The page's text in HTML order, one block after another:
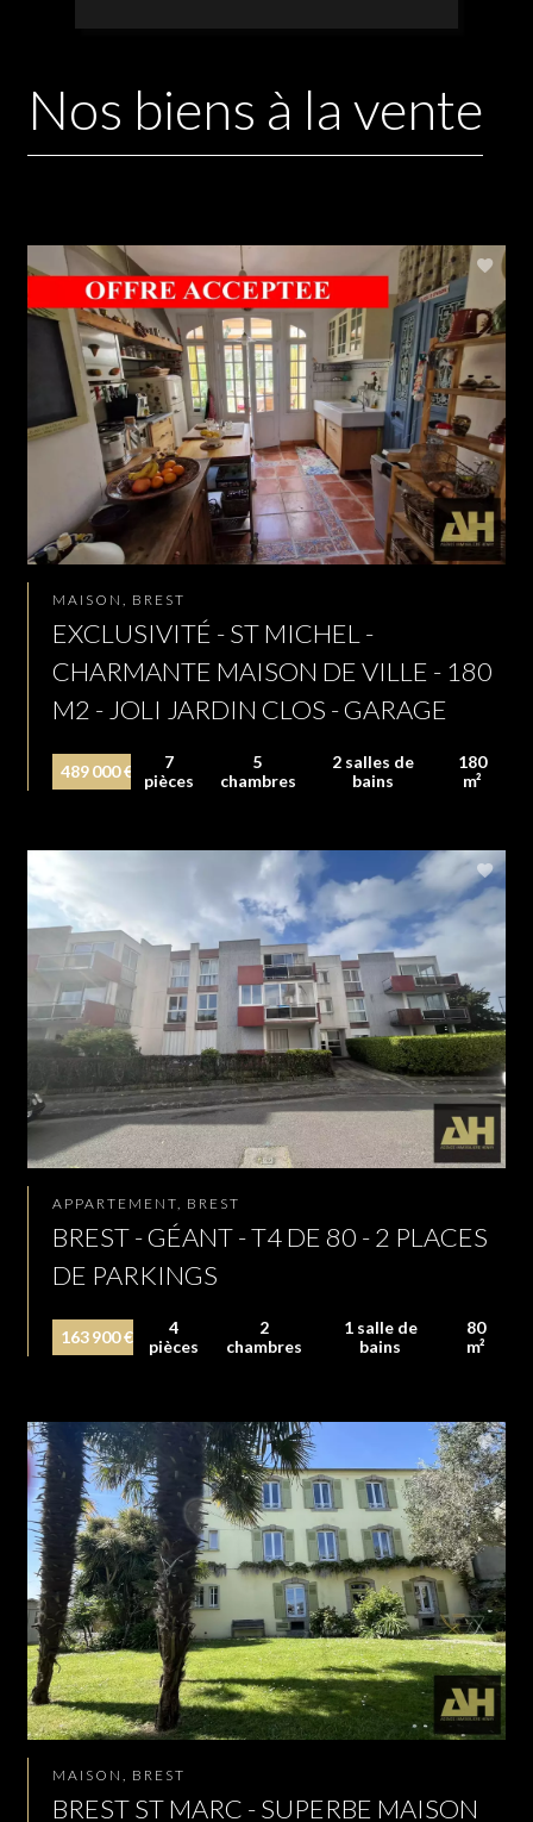
Nos biens à la vente
MAISON, BREST
EXCLUSIVITÉ - ST MICHEL -
CHARMANTE MAISON DE VILLE - 180
M2 - JOLI JARDIN CLOS - GARAGE
489 000 €
7
pièces
5
chambres
2 salles de
bains
180
m²
APPARTEMENT, BREST
BREST - GÉANT - T4 DE 80 - 2 PLACES
DE PARKINGS
163 900 €
4
pièces
2
chambres
1 salle de
bains
80
m²
MAISON, BREST
BREST ST MARC - SUPERBE MAISON